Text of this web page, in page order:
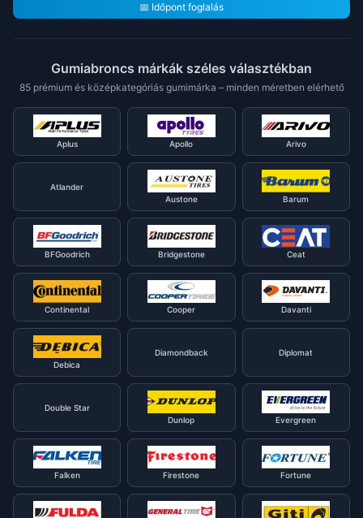
📅 Időpont foglalás
Gumiabroncs márkák széles választékban
85 prémium és középkategóriás gumimárka – minden méretben elérhető
Aplus Apollo Arivo
Atlander
Austone
Barum
BFGoodrich Bridgestone Ceat
Continental Cooper Davanti
Debica
Diamondback Diplomat
Double Star
Dunlop
Evergreen
Falken Firestone Fortune